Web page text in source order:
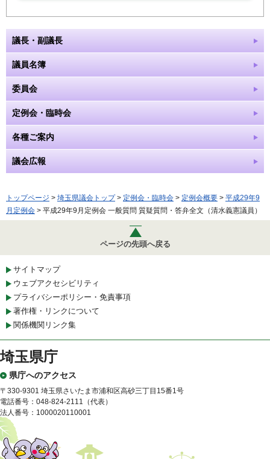
議長・副議長
議員名簿
委員会
定例会・臨時会
各種ご案内
議会広報
トップページ > 埼玉県議会トップ> 定例会・臨時会 > 定例会概要 > 平成29年9
月定例会 > 平成29年9月定例会 一般質問 質疑質問・答弁全文（清水義憲議員）
ページの先頭へ戻る
サイトマップ
ウェブアクセシビリティ
プライバシーポリシー・免責事項
著作権・リンクについて
関係機関リンク集
埼玉県庁
県庁へのアクセス
〒330-9301 埼玉県さいたま市浦和区高砂三丁目15番1号
電話番号：048-824-2111（代表）
法人番号：1000020110001